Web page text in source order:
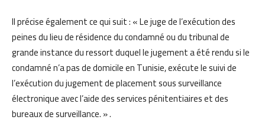
Il précise également ce qui suit : « Le juge de l’exécution des
peines du lieu de résidence du condamné ou du tribunal de
grande instance du ressort duquel le jugement a été rendu si le
condamné n’a pas de domicile en Tunisie, exécute le suivi de
l’exécution du jugement de placement sous surveillance
électronique avec l’aide des services pénitentiaires et des
bureaux de surveillance. » .